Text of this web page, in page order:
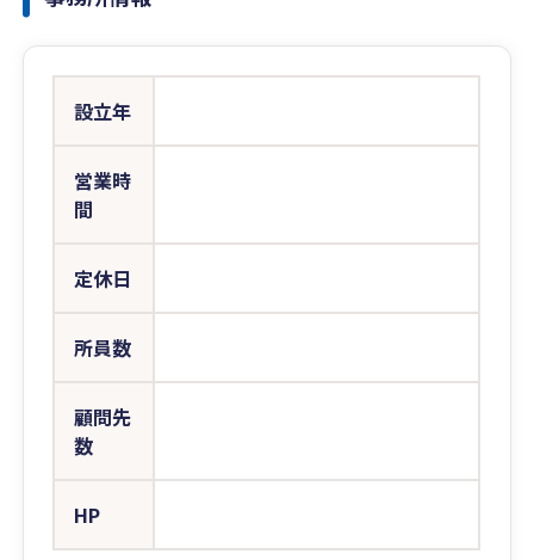
設立年
営業時
間
定休日
所員数
顧問先
数
HP